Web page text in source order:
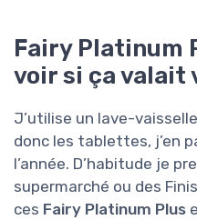
Fairy Platinum
voir si ça valait
J’utilise un lave-
donc les tablettes, j’en
l’année. D’habitude je
supermarché ou des
ces Fairy Platinum Plus